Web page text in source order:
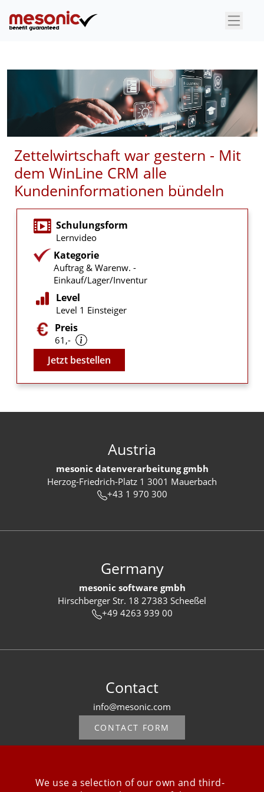
×
Zettelwirtschaft war gestern - Mit
dem WinLine CRM alle
Kundeninformationen bündeln
Schulungsform
Lernvideo
Kategorie
Auftrag & Warenw. -
Einkauf/Lager/Inventur
Level
Level 1 Einsteiger
Preis
61,-
Video
Jetzt bestellen
Austria
mesonic datenverarbeitung gmbh
Herzog-Friedrich-Platz 1 3001 Mauerbach
+43 1 970 300
Germany
mesonic software gmbh
Hirschberger Str. 18 27383 Scheeßel
+49 4263 939 00
Contact
info@mesonic.com
CONTACT FORM
We use a selection of our own and third-